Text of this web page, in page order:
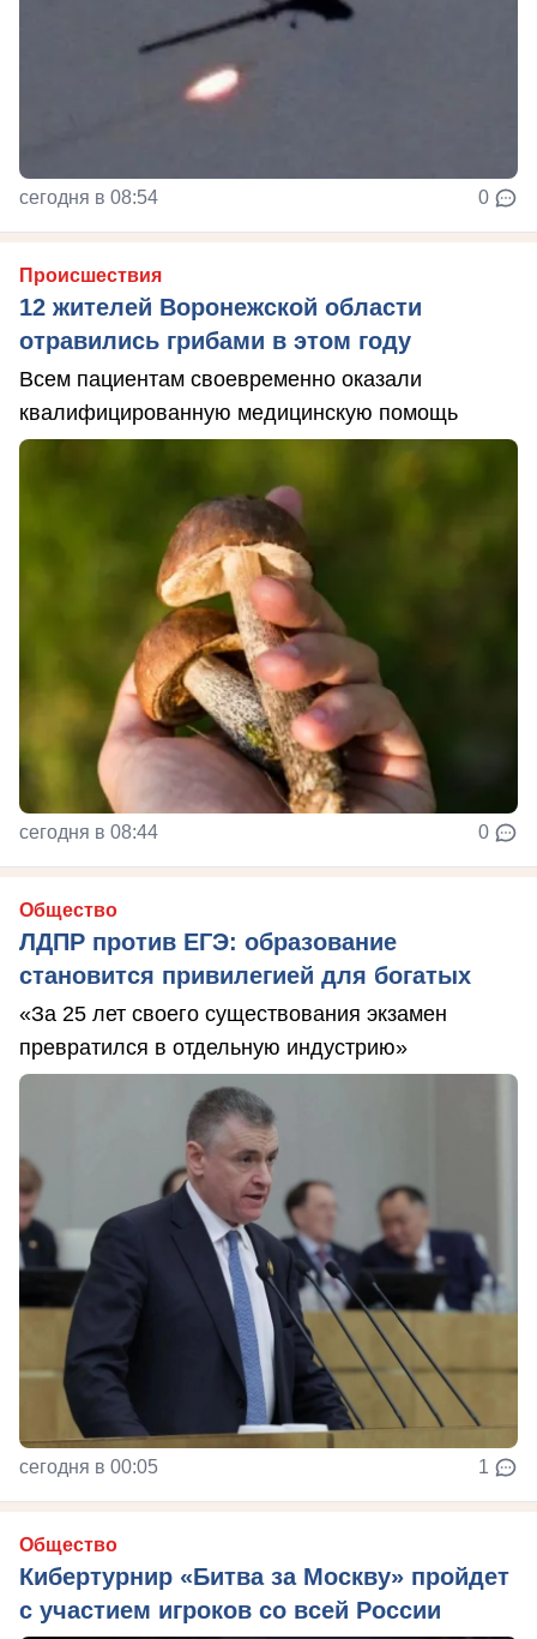
сегодня в 08:54 0
Происшествия
12 жителей Воронежской области
отравились грибами в этом году
Всем пациентам своевременно оказали
квалифицированную медицинскую помощь
сегодня в 08:44 0
Общество
ЛДПР против ЕГЭ: образование
становится привилегией для богатых
«За 25 лет своего существования экзамен
превратился в отдельную индустрию»
сегодня в 00:05 1
Общество
Кибертурнир «Битва за Москву» пройдет
с участием игроков со всей России